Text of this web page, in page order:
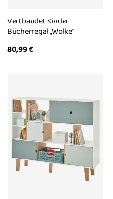
Vertbaudet Kinder
Bücherregal „Wolke“
80,99€